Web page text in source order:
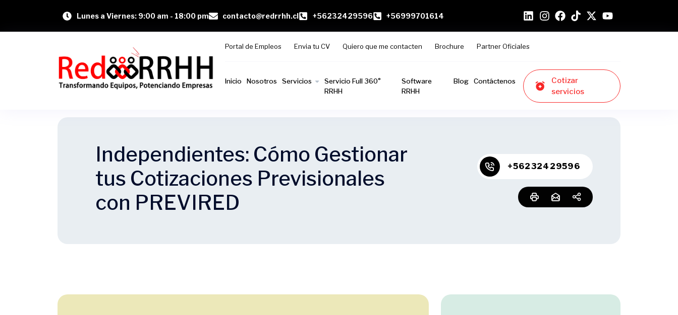
Lunes a Viernes: 9:00 am - 18:00 pm contacto@redrrhh.cl +56232429596 +56999701614
Portal de Empleos Envia tu CV Quiero que me contacten Brochure Partner Oficiales
Inicio Nosotros Servicios
Servicio Full 360°
RRHH
Software
RRHH
Blog Contáctenos
Cotizar
servicios
Independientes: Cómo Gestionar
tus Cotizaciones Previsionales
con PREVIRED
+56232429596